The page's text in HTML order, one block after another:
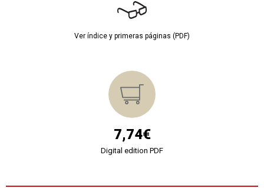
Ver índice y primeras páginas (PDF)
7,74€
Digital edition PDF